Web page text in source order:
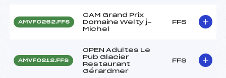
AMVF0262.FFS
CAM Grand Prix
Domaine Welty j-
Michel
FFS
AMVF0212.FFS
OPEN Adultes Le
Pub Glacier
Restaurant
Gérardmer
FFS